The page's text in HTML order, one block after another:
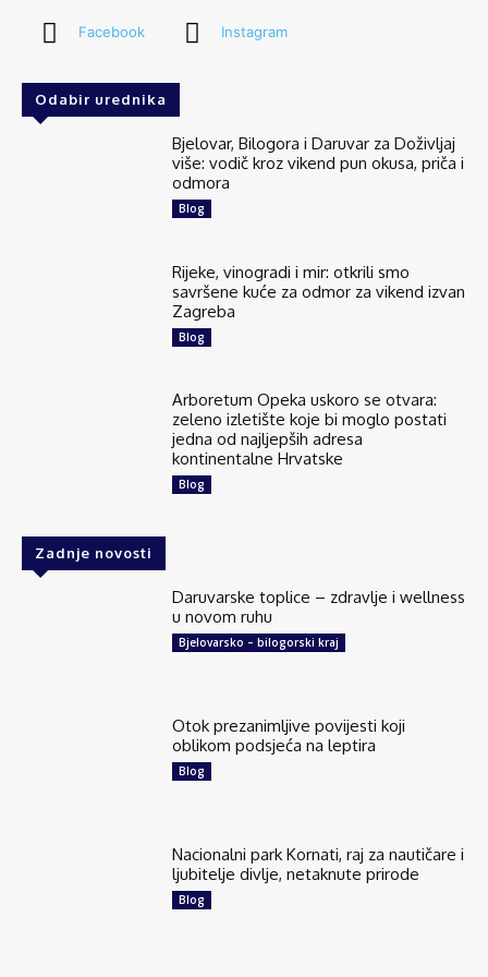
Facebook Instagram
Odabir urednika
Bjelovar, Bilogora i Daruvar za Doživljaj
više: vodič kroz vikend pun okusa, priča i
odmora
Blog
Rijeke, vinogradi i mir: otkrili smo
savršene kuće za odmor za vikend izvan
Zagreba
Blog
Arboretum Opeka uskoro se otvara:
zeleno izletište koje bi moglo postati
jedna od najljepših adresa
kontinentalne Hrvatske
Blog
Zadnje novosti
Daruvarske toplice – zdravlje i wellness
u novom ruhu
Bjelovarsko – bilogorski kraj
Otok prezanimljive povijesti koji
oblikom podsjeća na leptira
Blog
Nacionalni park Kornati, raj za nautičare i
ljubitelje divlje, netaknute prirode
Blog